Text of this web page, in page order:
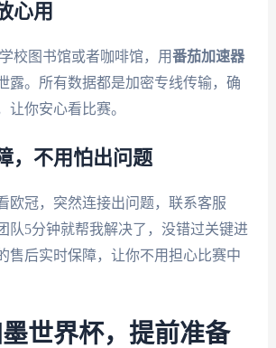
心用
校图书馆或者咖啡馆，用番茄加速器
露。所有数据都是加密专线传输，确
让你安心看比赛。
，不用怕出问题
欧冠，突然连接出问题，联系客服
队5分钟就帮我解决了，没错过关键进
售后实时保障，让你不用担心比赛中
世界杯，提前准备